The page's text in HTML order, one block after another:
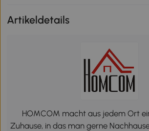
Artikeldetails
HOMCOM macht aus jedem Ort
Zuhause, in das man gerne